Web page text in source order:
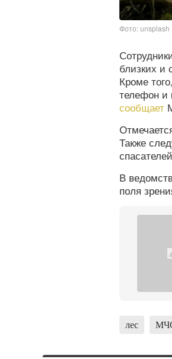
Фото: unsplash
близких и
Кроме
телефон и
сообщает
Также
В
поля
лес